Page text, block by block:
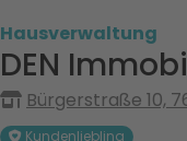
Hausverwaltung
DEN
Bürgerstraße 10,
Kundenliebling